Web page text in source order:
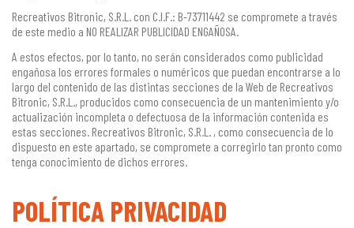
Recreativos Bitronic, S.R.L. con C.I.F.: B-73711442 se compromete a través
de este medio a NO REALIZAR PUBLICIDAD ENGAÑOSA.
A estos efectos, por lo tanto, no serán considerados como publicidad
engañosa los errores formales o numéricos que puedan encontrarse a lo
largo del contenido de las distintas secciones de la Web de Recreativos
Bitronic, S.R.L., producidos como consecuencia de un mantenimiento y/o
actualización incompleta o defectuosa de la información contenida es
estas secciones. Recreativos Bitronic, S.R.L. , como consecuencia de lo
dispuesto en este apartado, se compromete a corregirlo tan pronto como
tenga conocimiento de dichos errores.
POLÍTICA PRIVACIDAD